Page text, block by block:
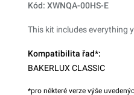
Kód: XWNQA-00HS-E
This kit includes everything
Kompatibilita řad*:
BAKERLUX CLASSIC
*pro některé verze výše